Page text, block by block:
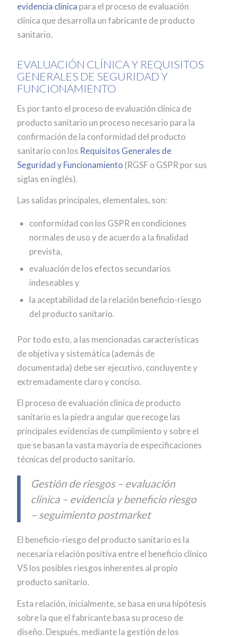
evidencia clínica para el proceso de evaluación
clínica que desarrolla un fabricante de producto
sanitario.
EVALUACIÓN CLÍNICA Y REQUISITOS
GENERALES DE SEGURIDAD Y
FUNCIONAMIENTO
Es por tanto el proceso de evaluación clínica de
producto sanitario un proceso necesario para la
confirmación de la conformidad del producto
sanitario con los Requisitos Generales de
Seguridad y Funcionamiento (RGSF o GSPR por sus
siglas en inglés).
Las salidas principales, elementales, son:
conformidad con los GSPR en condiciones
normales de uso y de acuerdo a la finalidad
prevista,
evaluación de los efectos secundarios
indeseables y
la aceptabilidad de la relación beneficio-riesgo
del producto sanitario.
Por todo esto, a las mencionadas características
de objetiva y sistemática (además de
documentada) debe ser ejecutivo, concluyente y
extremadamente claro y conciso.
El proceso de evaluación clínica de producto
sanitario es la piedra angular que recoge las
principales evidencias de cumplimiento y sobre el
que se basan la vasta mayoría de especificaciones
técnicas del producto sanitario.
Gestión de riesgos – evaluación
clínica – evidencia y beneficio riesgo
– seguimiento postmarket
El beneficio-riesgo del producto sanitario es la
necesaria relación positiva entre el beneficio clínico
VS los posibles riesgos inherentes al propio
producto sanitario.
Esta relación, inicialmente, se basa en una hipótesis
sobre la que el fabricante basa su proceso de
diseño. Después, mediante la gestión de los